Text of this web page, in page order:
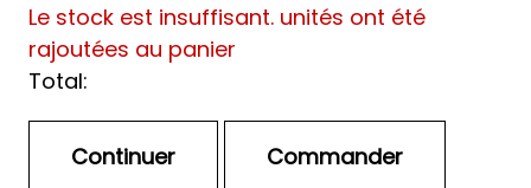
Le stock est insuffisant. unités ont été
rajoutées au panier
Total: